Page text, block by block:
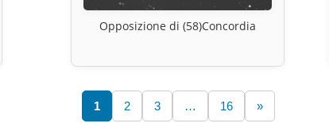
Opposizione di (58)Concordia
1 2 3 … 16 »